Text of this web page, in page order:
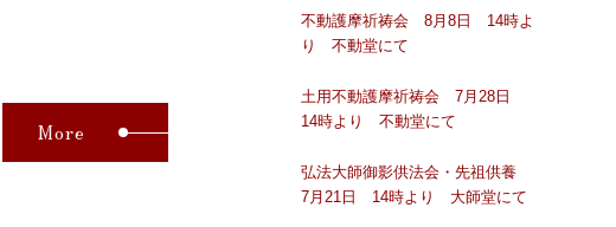
More
不動護摩祈祷会 8月8日 14時よ
り 不動堂にて
土用不動護摩祈祷会 7月28日
14時より 不動堂にて
弘法大師御影供法会・先祖供養
7月21日 14時より 大師堂にて